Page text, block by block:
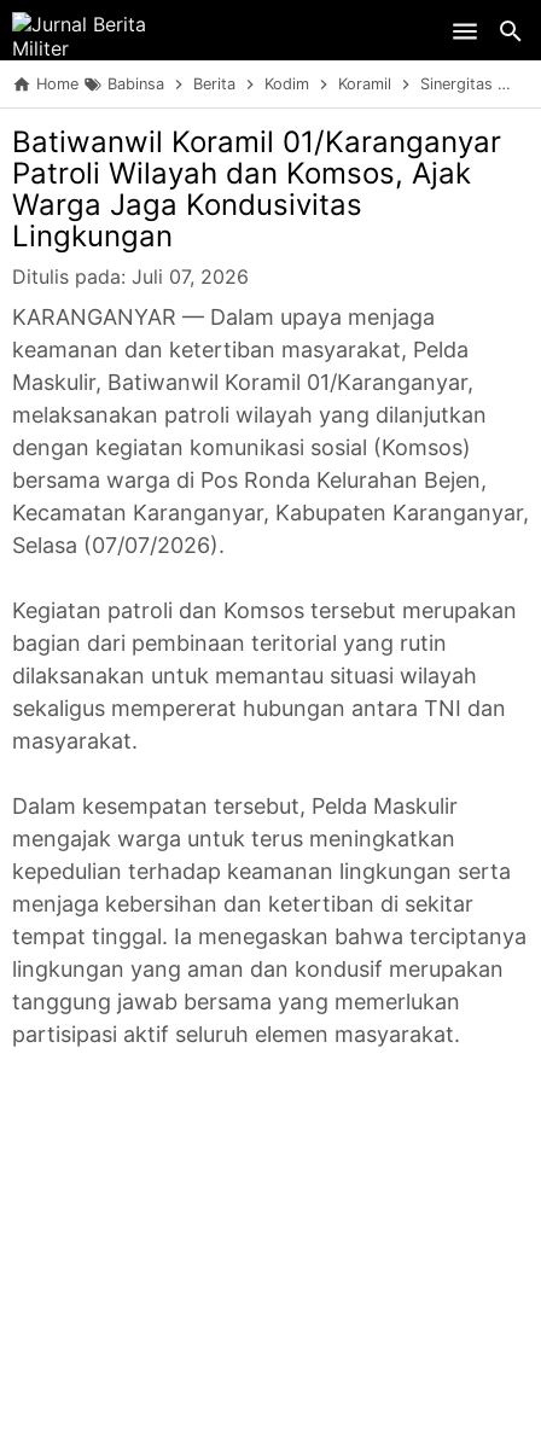
Home Babinsa Berita Kodim Koramil Sinergitas
Batiwanwil Koramil 01/Karanganyar
Patroli Wilayah dan Komsos, Ajak
Warga Jaga Kondusivitas
Lingkungan
Ditulis pada: Juli 07, 2026
KARANGANYAR — Dalam upaya menjaga
keamanan dan ketertiban masyarakat, Pelda
Maskulir, Batiwanwil Koramil 01/Karanganyar,
melaksanakan patroli wilayah yang dilanjutkan
dengan kegiatan komunikasi sosial (Komsos)
bersama warga di Pos Ronda Kelurahan Bejen,
Kecamatan Karanganyar, Kabupaten Karanganyar,
Selasa (07/07/2026).
Kegiatan patroli dan Komsos tersebut merupakan
bagian dari pembinaan teritorial yang rutin
dilaksanakan untuk memantau situasi wilayah
sekaligus mempererat hubungan antara TNI dan
masyarakat.
Dalam kesempatan tersebut, Pelda Maskulir
mengajak warga untuk terus meningkatkan
kepedulian terhadap keamanan lingkungan serta
menjaga kebersihan dan ketertiban di sekitar
tempat tinggal. Ia menegaskan bahwa terciptanya
lingkungan yang aman dan kondusif merupakan
tanggung jawab bersama yang memerlukan
partisipasi aktif seluruh elemen masyarakat.